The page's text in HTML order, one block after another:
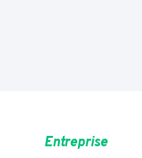
Entreprise